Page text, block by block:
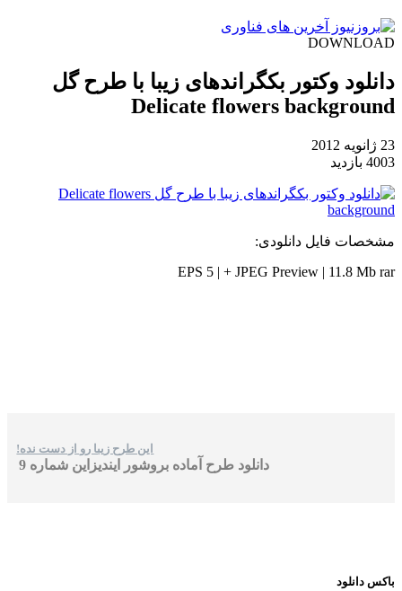
DOWNLOAD
دانلود وکتور بکگراندهای زیبا با طرح گل
Delicate flowers background
23 ژانویه 2012
4003 بازدید
مشخصات فایل دانلودی:
EPS 5 | + JPEG Preview | 11.8 Mb rar
این طرح زیبا رو از دست نده!
دانلود طرح آماده بروشور ایندیزاین شماره 9
باکس دانلود